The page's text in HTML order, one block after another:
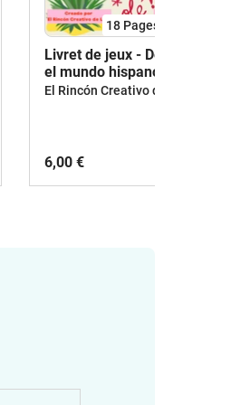
18 Pages
Livret de jeux - Descubre
el mundo hispano
El Rincón Creativo de Leila
6,00 €